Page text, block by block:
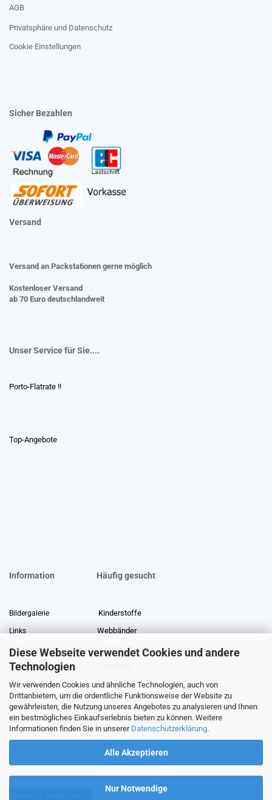
Diese Webseite verwendet Cookies und andere
Technologien
Wir verwenden Cookies und ähnliche Technologien, auch von
Drittanbietern, um die ordentliche Funktionsweise der Website zu
gewährleisten, die Nutzung unseres Angebotes zu analysieren und Ihnen
ein bestmögliches Einkaufserlebnis bieten zu können. Weitere
Informationen finden Sie in unserer Datenschutzerklärung.
Alle Akzeptieren
Nur Notwendige
AGB
Privatsphäre und Datenschutz
Cookie Einstellungen
Sicher Bezahlen
Versand
Versand an Packstationen gerne möglich
Kostenloser Versand
ab 70 Euro deutschlandweit
Unser Service für Sie....
Porto-Flatrate !!
Top-Angebote
Information Häufig gesucht
Bildergalerie Kinderstoffe
Links Webbänder
Stoffe Lexikon Stoffreste
Über uns
Gewerberabatt Meterware
Stoffe auf Rechnung
Information zur Echtheit von Kundenbewertungen